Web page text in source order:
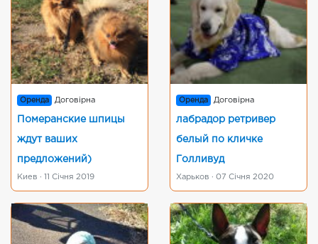
Оренда Договірна
Померанские шпицы
ждут ваших
предложений)
Киев · 11 Січня 2019
Оренда Договірна
лабрадор ретривер
белый по кличке
Голливуд
Харьков · 07 Січня 2020